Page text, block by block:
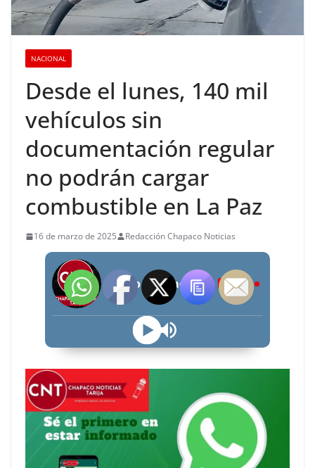
NACIONAL
Desde el lunes, 140 mil
vehículos sin
documentación regular
no podrán cargar
combustible en La Paz
16 de marzo de 2025 Redacción Chapaco Noticias
Radio Chapaco Noticias Las 24 horas en vivo LIVE